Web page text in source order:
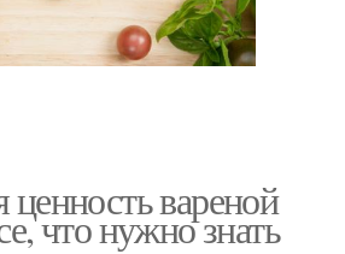
вареной
что нужно знать